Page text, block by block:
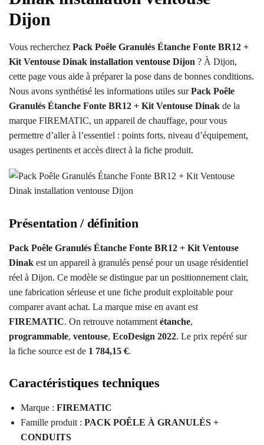
Dijon
Vous recherchez Pack Poêle Granulés Étanche Fonte BR12 +
Kit Ventouse Dinak installation ventouse Dijon ? À Dijon,
cette page vous aide à préparer la pose dans de bonnes conditions.
Nous avons synthétisé les informations utiles surPack Poêle
Granulés Étanche Fonte BR12 + Kit Ventouse Dinak de la
marque FIREMATIC, un appareil de chauffage, pour vous
permettre d’aller à l’essentiel : points forts, niveau d’équipement,
usages pertinents et accès direct à la fiche produit.
Présentation / définition
Pack Poêle Granulés Étanche Fonte BR12 + Kit Ventouse
Dinak est un appareil à granulés pensé pour un usage résidentiel
réel à Dijon. Ce modèle se distingue par un positionnement clair,
une fabrication sérieuse et une fiche produit exploitable pour
comparer avant achat. La marque mise en avant est
FIREMATIC. On retrouve notamment étanche,
programmable, ventouse, EcoDesign 2022. Le prix repéré sur
la fiche source est de 1 784,15 €.
Caractéristiques techniques
Marque : FIREMATIC
Famille produit : PACK POÊLE À GRANULÉS +
CONDUITS